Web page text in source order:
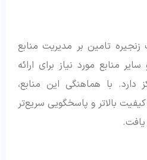
تامین بر مدیریت منابع
منابع مورد نیاز برای ارائه
با هماهنگی این منابع،
بالاتر و پاسخگویی سریع‌تر